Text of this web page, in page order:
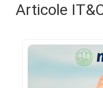
Articole